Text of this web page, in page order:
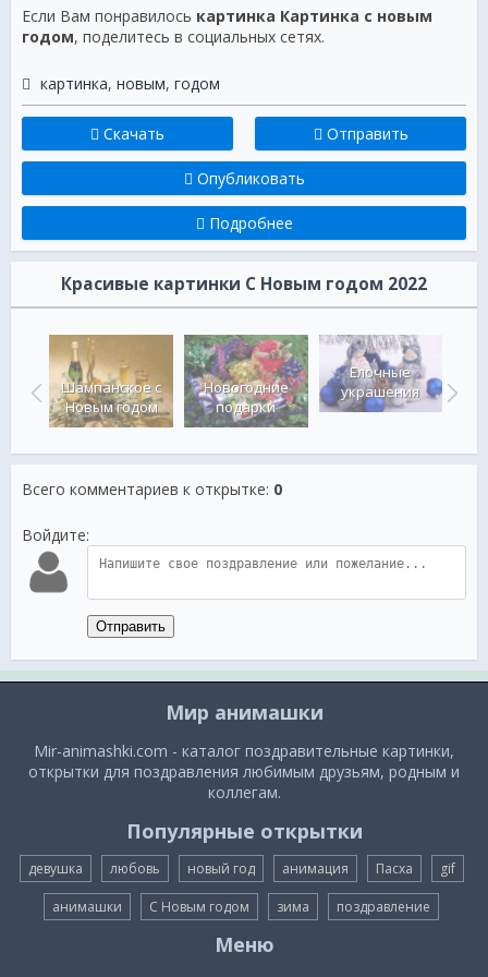
Если Вам понравилось картинка Картинка с новым
годом, поделитесь в социальных сетях.
картинка, новым, годом
Скачать Отправить
Опубликовать
Подробнее
Красивые картинки C Новым годом 2022
Шампанское с
Новым годом
Новогодние
подарки
Елочные
украшения
Всего комментариев к открытке: 0
Войдите:
Отправить
Мир анимашки
Mir-animashki.com - каталог поздравительные картинки,
открытки для поздравления любимым друзьям, родным и
коллегам.
Популярные открытки
девушка любовь новый год анимация Пасха gif
анимашки С Новым годом зима поздравление
Меню